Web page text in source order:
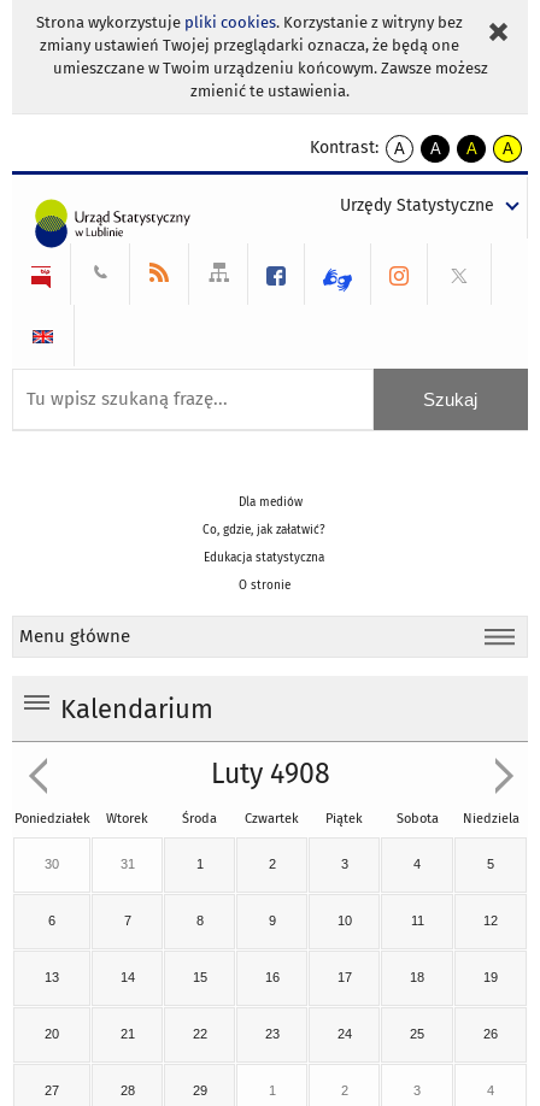
Strona wykorzystuje pliki cookies. Korzystanie z witryny bez
zmiany ustawień Twojej przeglądarki oznacza, że będą one
umieszczane w Twoim urządzeniu końcowym. Zawsze możesz
zmienić te ustawienia.
Kontrast:
A
kontrast
A
kontrast
tekst
czarnym
A
kontrast
tekst
czarnym
A
tekst
żółtym
Urzędy Statystyczne
Dla mediów
Co, gdzie, jak załatwić?
Edukacja statystyczna
O stronie
Menu główne
Kalendarium
Luty 4908
Poniedziałek Wtorek Środa Czwartek Piątek Sobota Niedziela
30 31 1 2 3 4 5
6 7 8 9 10 11 12
13 14 15 16 17 18 19
20 21 22 23 24 25 26
27 28 29 1 2 3 4